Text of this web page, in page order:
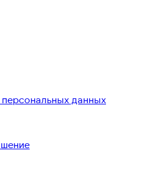
данных